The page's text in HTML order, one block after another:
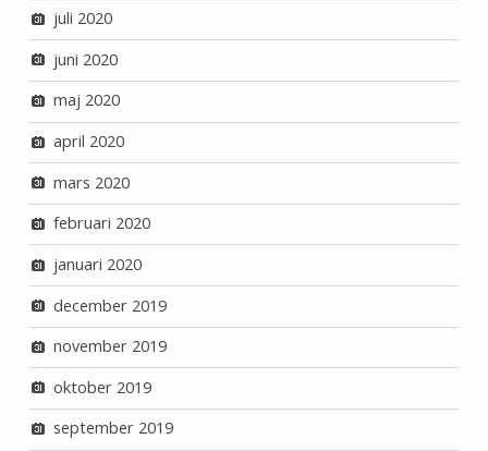
juli 2020
juni 2020
maj 2020
april 2020
mars 2020
februari 2020
januari 2020
december 2019
november 2019
oktober 2019
september 2019